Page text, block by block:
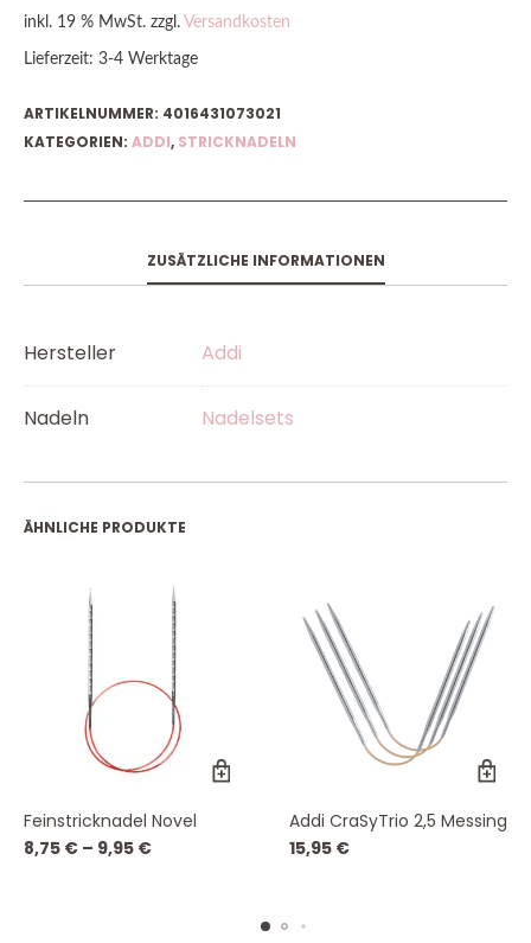
inkl. 19 % MwSt. zzgl. Versandkosten
Lieferzeit: 3-4 Werktage
ARTIKELNUMMER: 4016431073021
KATEGORIEN: ADDI, STRICKNADELN
ZUSÄTZLICHE INFORMATIONEN
Hersteller Addi
Nadeln Nadelsets
ÄHNLICHE PRODUKTE
Feinstricknadel Novel
8,75 € – 9,95 €
Addi CraSyTrio 2,5 Messing
15,95 €